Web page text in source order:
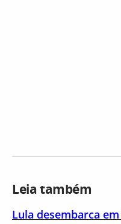
Leia também
Lula desembarca